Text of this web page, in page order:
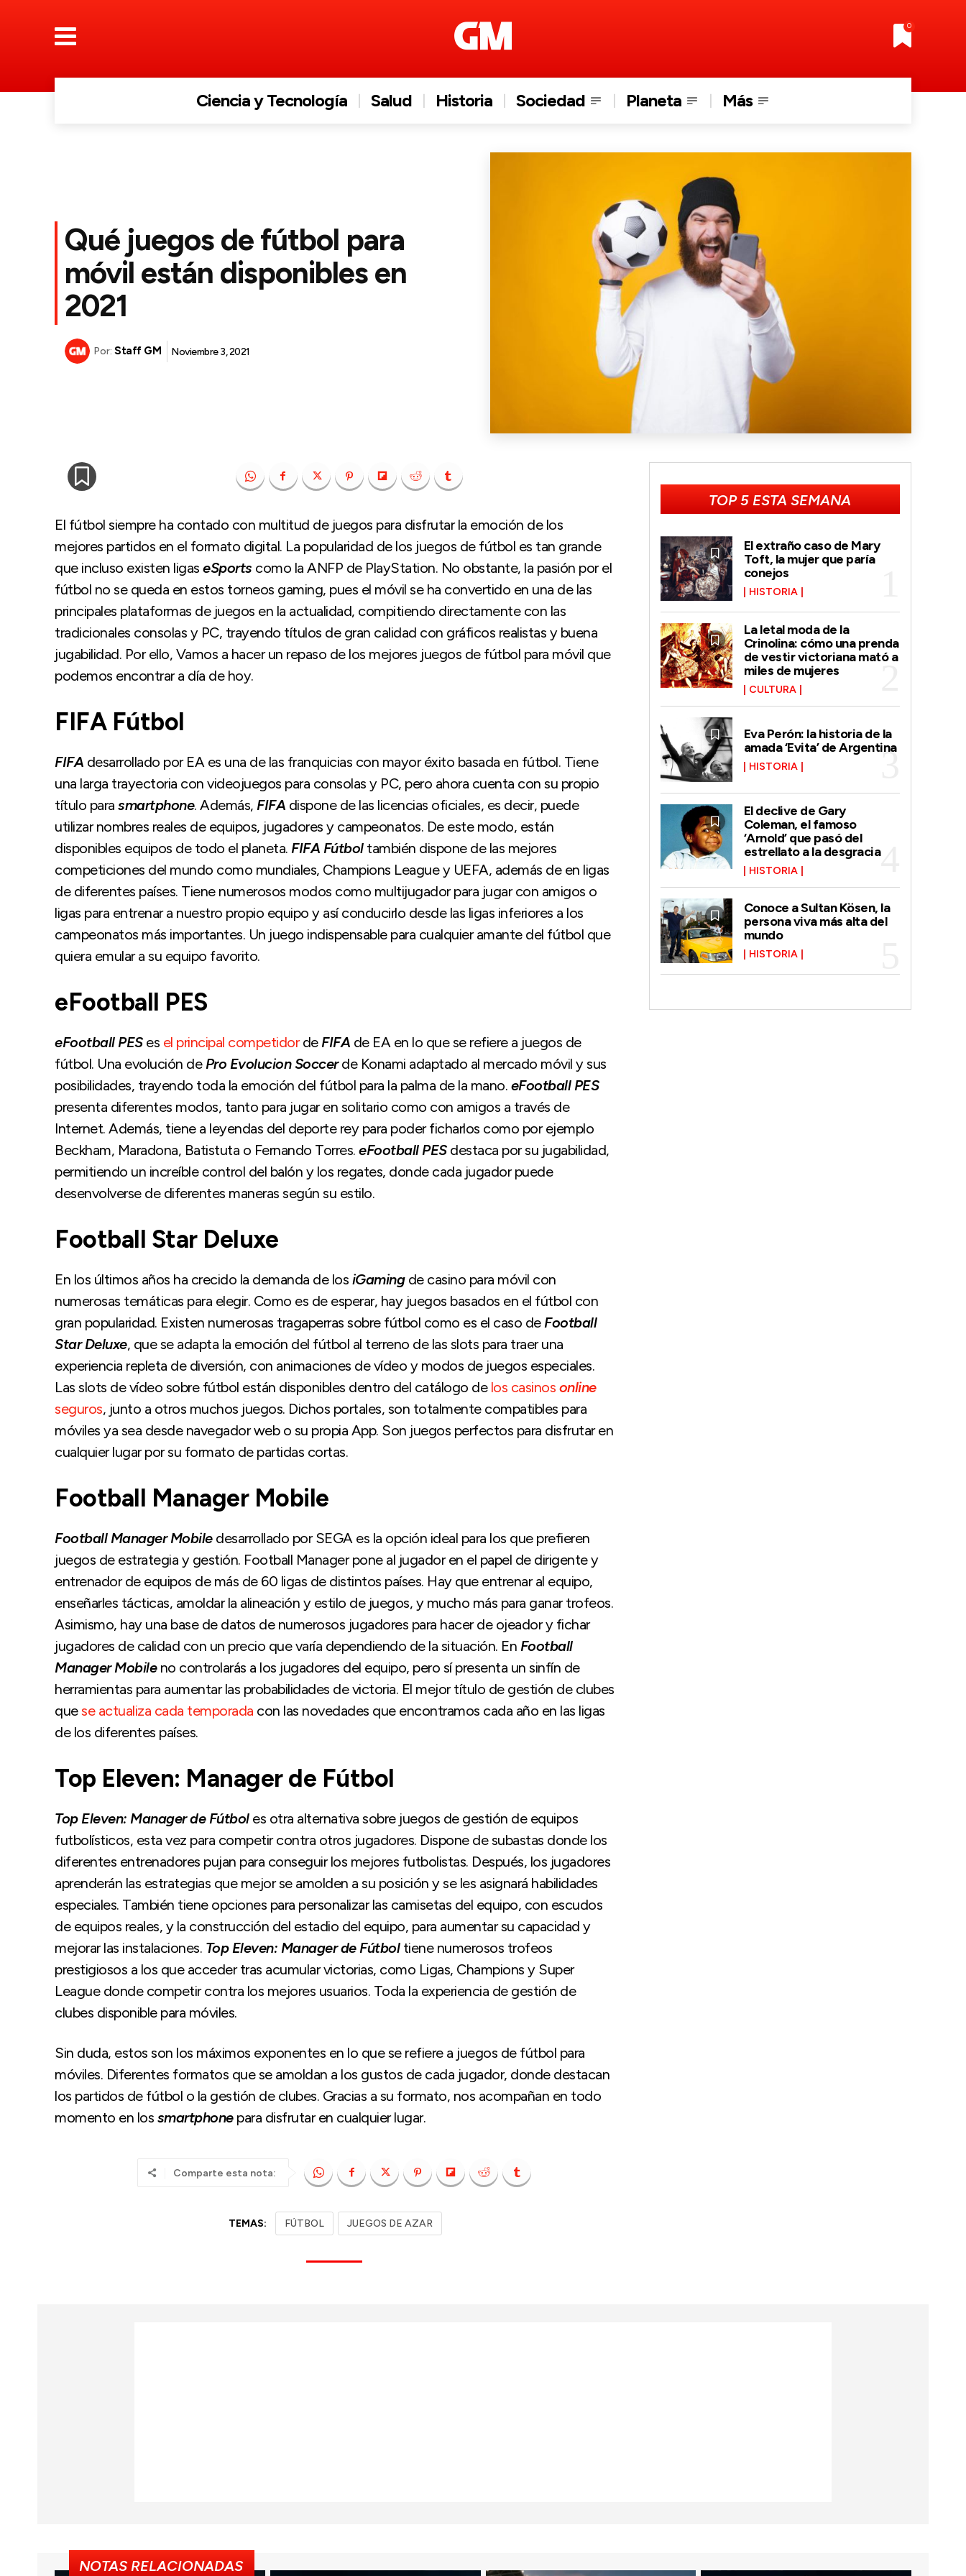
0
Ciencia y Tecnología Salud Historia Sociedad Planeta Más
Qué juegos de fútbol para
móvil están disponibles en
2021
Por: Staff GM Noviembre 3, 2021
El fútbol siempre ha contado con multitud de juegos para disfrutar la emoción de los
mejores partidos en el formato digital. La popularidad de los juegos de fútbol es tan grande
que incluso existen ligas eSports como la ANFP de PlayStation. No obstante, la pasión por el
fútbol no se queda en estos torneos gaming, pues el móvil se ha convertido en una de las
principales plataformas de juegos en la actualidad, compitiendo directamente con las
tradicionales consolas y PC, trayendo títulos de gran calidad con gráficos realistas y buena
jugabilidad. Por ello, Vamos a hacer un repaso de los mejores juegos de fútbol para móvil que
podemos encontrar a día de hoy.
FIFA Fútbol
FIFA desarrollado por EA es una de las franquicias con mayor éxito basada en fútbol. Tiene
una larga trayectoria con videojuegos para consolas y PC, pero ahora cuenta con su propio
título para smartphone. Además, FIFA dispone de las licencias oficiales, es decir, puede
utilizar nombres reales de equipos, jugadores y campeonatos. De este modo, están
disponibles equipos de todo el planeta. FIFA Fútboltambién dispone de las mejores
competiciones del mundo como mundiales, Champions League y UEFA, además de en ligas
de diferentes países. Tiene numerosos modos como multijugador para jugar con amigos o
ligas para entrenar a nuestro propio equipo y así conducirlo desde las ligas inferiores a los
campeonatos más importantes. Un juego indispensable para cualquier amante del fútbol que
quiera emular a su equipo favorito.
eFootball PES
eFootball PESes el principal competidorde FIFA de EA en lo que se refiere a juegos de
fútbol. Una evolución de Pro Evolucion Soccerde Konami adaptado al mercado móvil y sus
posibilidades, trayendo toda la emoción del fútbol para la palma de la mano. eFootball PES
presenta diferentes modos, tanto para jugar en solitario como con amigos a través de
Internet. Además, tiene a leyendas del deporte rey para poder ficharlos como por ejemplo
Beckham, Maradona, Batistuta o Fernando Torres. eFootball PESdestaca por su jugabilidad,
permitiendo un increíble control del balón y los regates, donde cada jugador puede
desenvolverse de diferentes maneras según su estilo.
Football Star Deluxe
En los últimos años ha crecido la demanda de los iGamingde casino para móvil con
numerosas temáticas para elegir. Como es de esperar, hay juegos basados en el fútbol con
gran popularidad. Existen numerosas tragaperras sobre fútbol como es el caso de Football
Star Deluxe, que se adapta la emoción del fútbol al terreno de las slots para traer una
experiencia repleta de diversión, con animaciones de vídeo y modos de juegos especiales.
Las slots de vídeo sobre fútbol están disponibles dentro del catálogo de los casinos online
seguros, junto a otros muchos juegos. Dichos portales, son totalmente compatibles para
móviles ya sea desde navegador web o su propia App. Son juegos perfectos para disfrutar en
cualquier lugar por su formato de partidas cortas.
Football Manager Mobile
Football Manager Mobiledesarrollado por SEGA es la opción ideal para los que prefieren
juegos de estrategia y gestión. Football Manager pone al jugador en el papel de dirigente y
entrenador de equipos de más de 60 ligas de distintos países. Hay que entrenar al equipo,
enseñarles tácticas, amoldar la alineación y estilo de juegos, y mucho más para ganar trofeos.
Asimismo, hay una base de datos de numerosos jugadores para hacer de ojeador y fichar
jugadores de calidad con un precio que varía dependiendo de la situación. En Football
Manager Mobileno controlarás a los jugadores del equipo, pero sí presenta un sinfín de
herramientas para aumentar las probabilidades de victoria. El mejor título de gestión de clubes
quese actualiza cada temporada con las novedades que encontramos cada año en las ligas
de los diferentes países.
Top Eleven: Manager de Fútbol
Top Eleven: Manager de Fútboles otra alternativa sobre juegos de gestión de equipos
futbolísticos, esta vez para competir contra otros jugadores. Dispone de subastas donde los
diferentes entrenadores pujan para conseguir los mejores futbolistas. Después, los jugadores
aprenderán las estrategias que mejor se amolden a su posición y se les asignará habilidades
especiales. También tiene opciones para personalizar las camisetas del equipo, con escudos
de equipos reales, y la construcción del estadio del equipo, para aumentar su capacidad y
mejorar las instalaciones. Top Eleven: Manager de Fútboltiene numerosos trofeos
prestigiosos a los que acceder tras acumular victorias, como Ligas, Champions y Super
League donde competir contra los mejores usuarios. Toda la experiencia de gestión de
clubes disponible para móviles.
Sin duda, estos son los máximos exponentes en lo que se refiere a juegos de fútbol para
móviles. Diferentes formatos que se amoldan a los gustos de cada jugador, donde destacan
los partidos de fútbol o la gestión de clubes. Gracias a su formato, nos acompañan en todo
momento en los smartphonepara disfrutar en cualquier lugar.
Comparte esta nota:
TEMAS: FÚTBOL JUEGOS DE AZAR
TOP 5 ESTA SEMANA
El extraño caso de Mary
Toft, la mujer que paría
conejos
HISTORIA
La letal moda de la
Crinolina: cómo una prenda
de vestir victoriana mató a
miles de mujeres
CULTURA
Eva Perón: la historia de la
amada ‘Evita’ de Argentina
HISTORIA
El declive de Gary
Coleman, el famoso
‘Arnold’ que pasó del
estrellato a la desgracia
HISTORIA
Conoce a Sultan Kösen, la
persona viva más alta del
mundo
HISTORIA
NOTAS RELACIONADAS